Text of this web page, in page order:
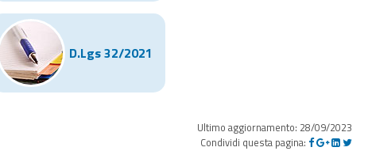
D.Lgs 32/2021
Ultimo aggiornamento: 28/09/2023
Condividi questa pagina: